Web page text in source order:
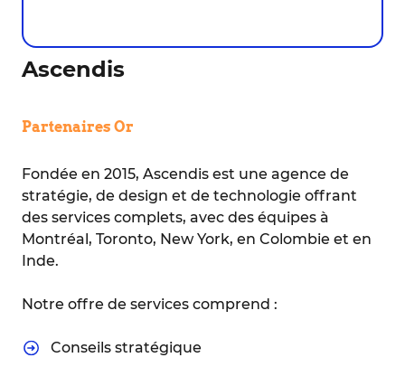
Ascendis
Partenaires Or
Fondée en 2015, Ascendis est une agence de
stratégie, de design et de technologie offrant
des services complets, avec des équipes à
Montréal, Toronto, New York, en Colombie et en
Inde.
Notre offre de services comprend :
Conseils stratégique